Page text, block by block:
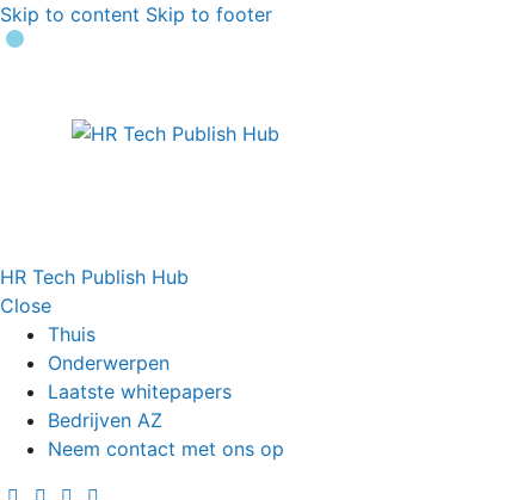
Skip to content Skip to footer
HR Tech Publish Hub
Close
Thuis
Onderwerpen
Laatste whitepapers
Bedrijven AZ
Neem contact met ons op